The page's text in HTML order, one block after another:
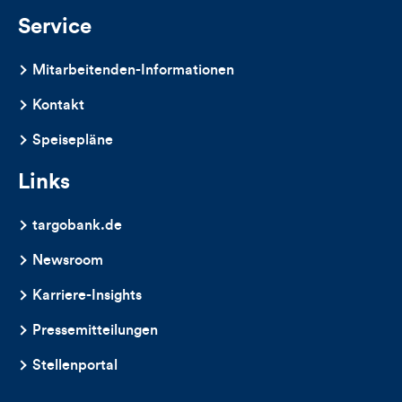
Service
Mitarbeitenden-Informationen
Kontakt
Speisepläne
Links
targobank.de
Newsroom
Karriere-Insights
Pressemitteilungen
Stellenportal